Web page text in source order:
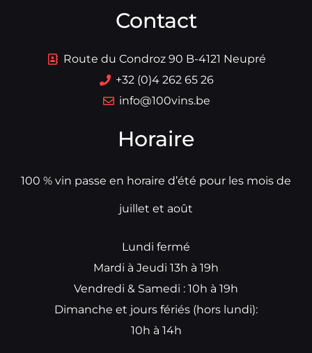
Contact
Route du Condroz 90 B-4121 Neupré
+32 (0)4 262 65 26
info@100vins.be
Horaire
100 % vin passe en horaire d’été pour les mois de
juillet et août
Lundi fermé
Mardi à Jeudi 13h à 19h
Vendredi & Samedi : 10h à 19h
Dimanche et jours fériés (hors lundi):
10h à 14h